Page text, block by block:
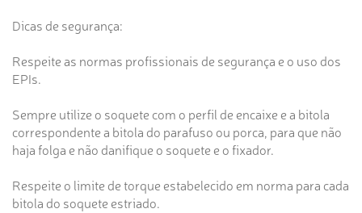
Dicas de segurança:
Respeite as normas profissionais de segurança e o uso dos
EPIs.
Sempre utilize o soquete com o perfil de encaixe e a bitola
correspondente a bitola do parafuso ou porca, para que não
haja folga e não danifique o soquete e o fixador.
Respeite o limite de torque estabelecido em norma para cada
bitola do soquete estriado.